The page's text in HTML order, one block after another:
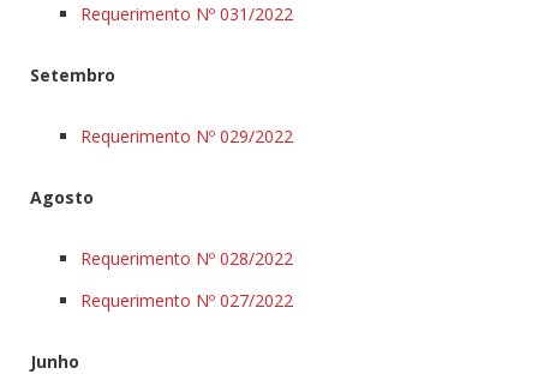
Requerimento Nº 031/2022
Setembro
Requerimento Nº 029/2022
Agosto
Requerimento Nº 028/2022
Requerimento Nº 027/2022
Junho